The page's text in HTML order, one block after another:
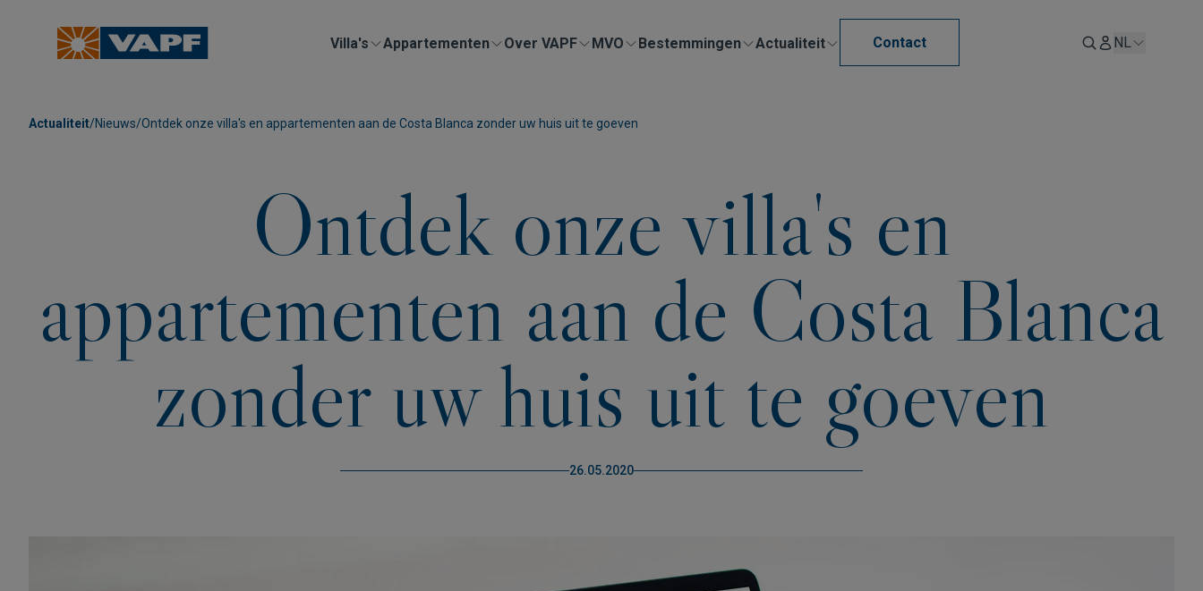
Villa's Appartementen Over VAPF MVO Bestemmingen Actualiteit Contact NL
Actualiteit/Nieuws/Ontdek onze villa's en appartementen aan de Costa Blanca zonder uw huis uit te goeven
Ontdek onze villa's en
appartementen aan de Costa Blanca
zonder uw huis uit te goeven
26.05.2020